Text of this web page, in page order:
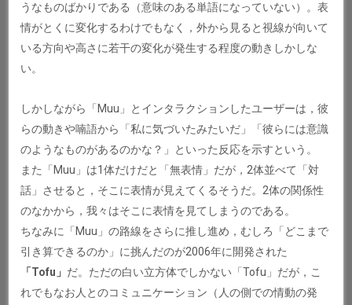
うなものばかりである（意味のある単語になっていない）。表
情がとくに変化するわけでもなく，外から見ると視線が向いて
いる方向や高さに若干の変化が発生する程度の動きしかしな
い。
しかしながら「Muu」とインタラクションしたユーザーは，彼
らの動きや喃語から「私に気づいたみたいだ」「彼らには意識
のようなものがあるのかな？」といった反応を示すという。
また「Muu」は1体だけだと「無表情」だが，2体並べて「対
話」させると，そこに表情が見えてくるそうだ。2体の関係性
のなかから，我々はそこに表情を見てしまうのである。
ちなみに「Muu」の路線をさらに推し進め，むしろ「どこまで
引き算できるのか」に挑んだのが2006年に開発された
「Tofu」 だ。ただの白い立方体でしかない「Tofu」だが，こ
れでもなお人とのコミュニケーション（人の側での情動の発